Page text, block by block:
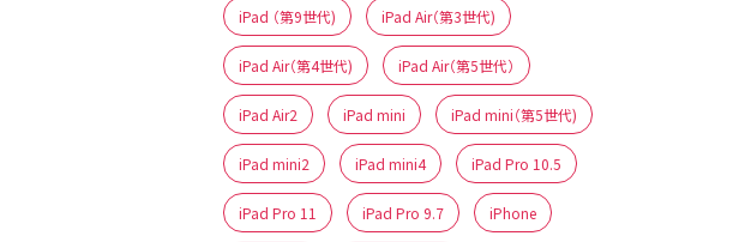
iPad （第9世代) iPad Air（第3世代)
iPad Air（第4世代) iPad Air（第5世代）
iPad Air2 iPad mini iPad mini（第5世代)
iPad mini2 iPad mini4 iPad Pro 10.5
iPad Pro 11 iPad Pro 9.7 iPhone